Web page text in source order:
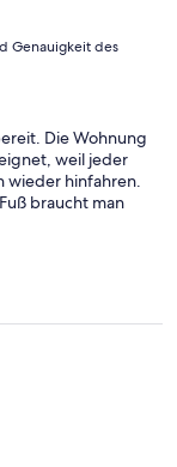
Genauigkeit des
Die Wohnung
weil jeder
wieder hinfahren.
braucht man